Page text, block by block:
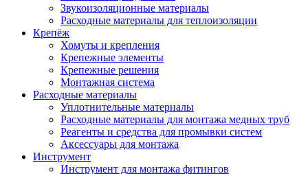
Звукоизоляционные материалы
Расходные материалы для теплоизоляции
Крепёж
Хомуты и крепления
Крепежные элементы
Крепежные решения
Монтажная система
Расходные материалы
Уплотнительные материалы
Расходные материалы для монтажа медных труб
Реагенты и средства для промывки систем
Аксессуары для монтажа
Инструмент
Инструмент для монтажа фитингов